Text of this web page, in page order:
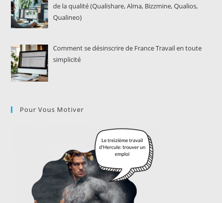
de la qualité (Qualishare, Alma, Bizzmine, Qualios,
Qualineo)
Comment se désinscrire de France Travail en toute
simplicité
Pour Vous Motiver